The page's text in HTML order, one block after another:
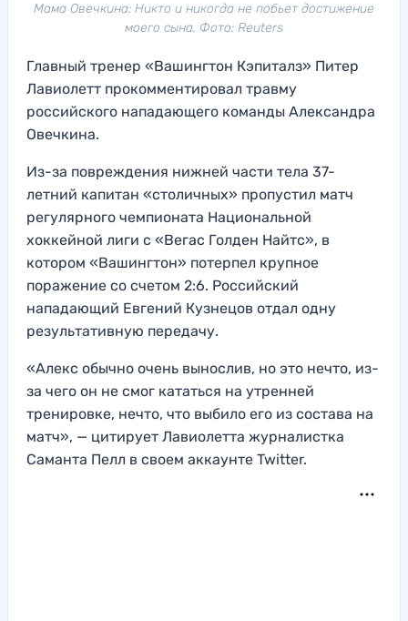
Мама Овечкина: Никто и никогда не побьет достижение
моего сына. Фото: Reuters
Главный тренер «Вашингтон Кэпиталз» Питер
Лавиолетт прокомментировал травму
российского нападающего команды Александра
Овечкина.
Из-за повреждения нижней части тела 37-
летний капитан «столичных» пропустил матч
регулярного чемпионата Национальной
хоккейной лиги с «Вегас Голден Найтс», в
котором «Вашингтон» потерпел крупное
поражение со счетом 2:6. Российский
нападающий Евгений Кузнецов отдал одну
результативную передачу.
«Алекс обычно очень вынослив, но это нечто, из-
за чего он не смог кататься на утренней
тренировке, нечто, что выбило его из состава на
матч», — цитирует Лавиолетта журналистка
Саманта Пелл в своем аккаунте Twitter.